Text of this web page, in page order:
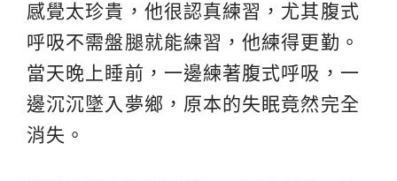
感覺太珍貴，他很認真練習，尤其腹式
呼吸不需盤腿就能練習，他練得更勤。
當天晚上睡前，一邊練著腹式呼吸，一
邊沉沉墜入夢鄉，原本的失眠竟然完全
消失。